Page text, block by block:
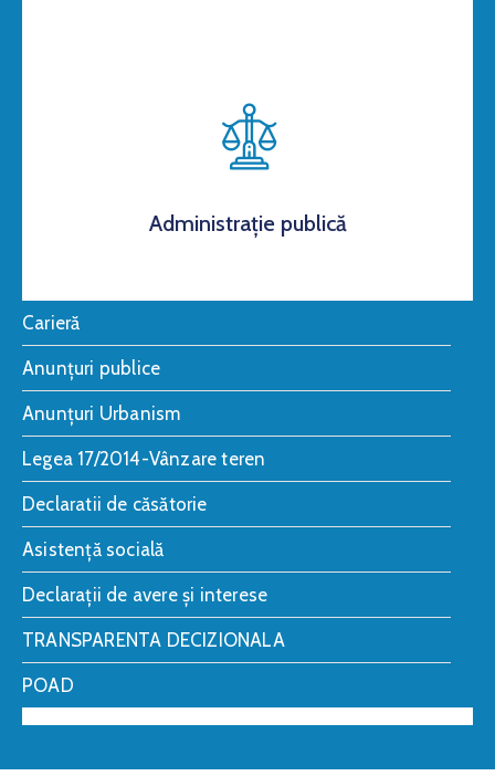
Administrație publică
Carieră
Anunțuri publice
Anunțuri Urbanism
Legea 17/2014-Vânzare teren
Declaratii de căsătorie
Asistență socială
Declarații de avere și interese
TRANSPARENTA DECIZIONALA
POAD